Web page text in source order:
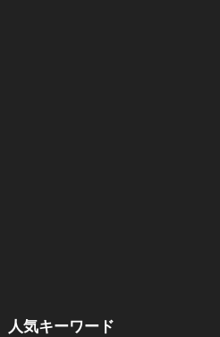
人気キーワード